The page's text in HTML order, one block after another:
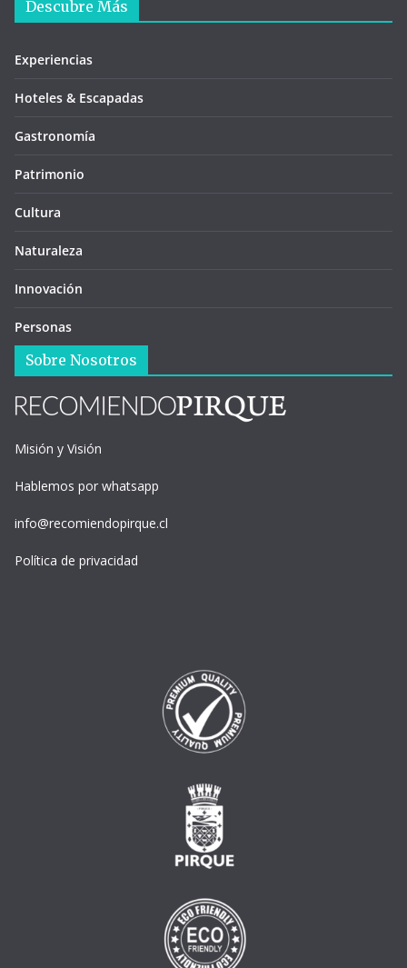
Descubre Más
Experiencias
Hoteles & Escapadas
Gastronomía
Patrimonio
Cultura
Naturaleza
Innovación
Personas
Sobre Nosotros
Misión y Visión
Hablemos por whatsapp
info@recomiendopirque.cl
Política de privacidad